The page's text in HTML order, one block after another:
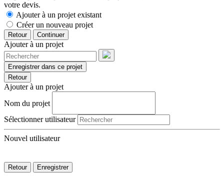
votre devis.
Ajouter à un projet existant
Créer un nouveau projet
Retour Continuer
Ajouter à un projet
Enregistrer dans ce projet
Retour
Ajouter à un projet
Nom du projet
Sélectionner utilisateur
Nouvel utilisateur
Retour Enregistrer